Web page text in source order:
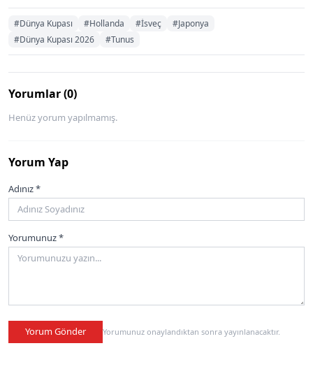
#Dünya Kupası #Hollanda #İsveç
#Japonya
#Dünya Kupası 2026
#Tunus
Yorumlar (0)
Henüz yorum yapılmamış.
Yorum Yap
Adınız *
Yorumunuz *
Yorum Gönder Yorumunuz onaylandıktan sonra yayınlanacaktır.